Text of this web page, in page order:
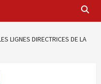
LIGNES DIRECTRICES DE LA